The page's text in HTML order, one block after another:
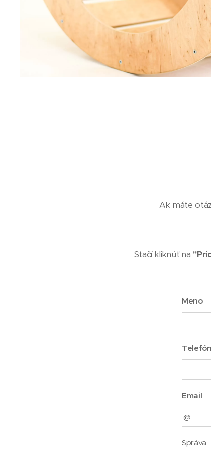
Ak máte
Stačí kliknúť na
Meno
Email
Správa